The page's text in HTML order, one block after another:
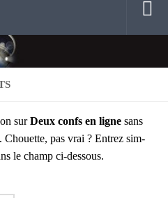
surDeux confs en ligne sans
Chouette, pas vrai ? Entrez sim­
le champ ci-des­sous.